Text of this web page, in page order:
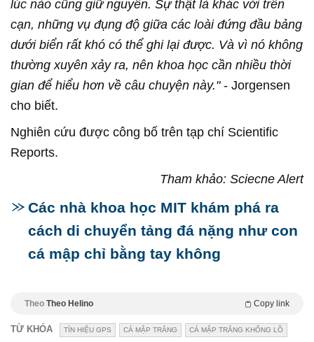
lúc nào cũng giữ nguyên. Sự thật là khác với trên
cạn, những vụ đụng độ giữa các loài đứng đầu bảng
dưới biển rất khó có thể ghi lại được. Và vì nó không
thường xuyên xảy ra, nên khoa học cần nhiều thời
gian để hiểu hơn về câu chuyện này."- Jorgensen
cho biết.
Nghiên cứu được công bố trên tạp chí Scientific
Reports.
Tham khảo: Sciecne Alert
Các nhà khoa học MIT khám phá ra
cách di chuyển tảng đá nặng như con
cá mập chỉ bằng tay không
Theo Theo Helino Copy link
TỪ KHÓA TÍN HIỆU GPS CÁ MẬP TRẮNG CÁ MẬP TRẮNG KHỔNG LỒ